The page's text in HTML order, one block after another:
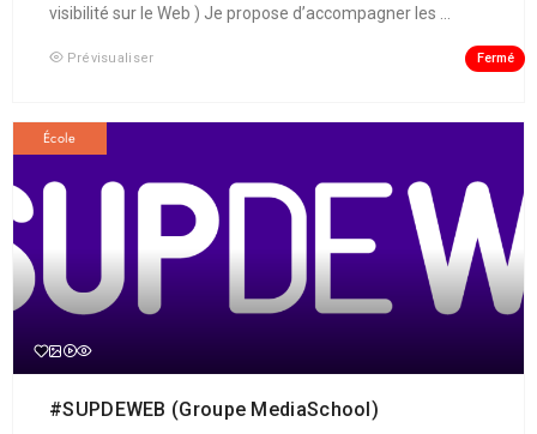
visibilité sur le Web ) Je propose d’accompagner les ...
Prévisualiser Fermé
École
#SUPDEWEB (Groupe MediaSchool)